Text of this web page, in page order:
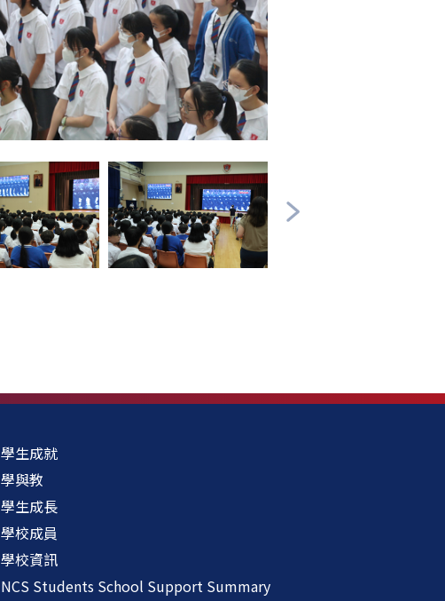
學生成就
學與教
學生成長
學校成員
學校資訊
NCS Students School Support Summary